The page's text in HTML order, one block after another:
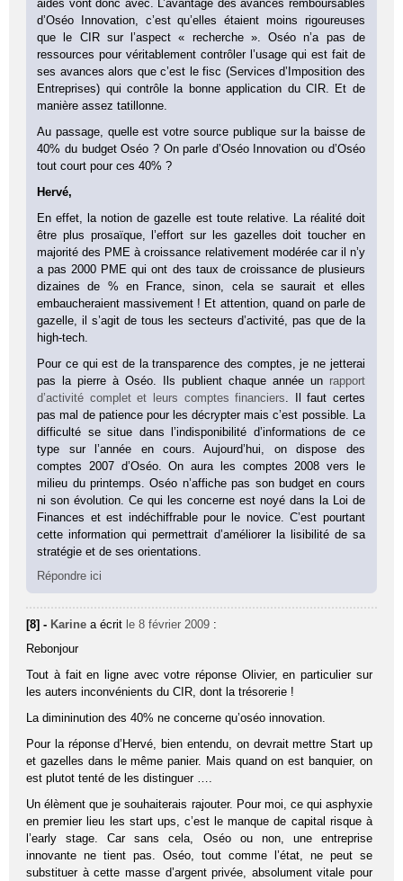
aides vont donc avec. L’avantage des avances remboursables
d’Oséo Innovation, c’est qu’elles étaient moins rigoureuses
que le CIR sur l’aspect « recherche ». Oséo n’a pas de
ressources pour véritablement contrôler l’usage qui est fait de
ses avances alors que c’est le fisc (Services d’Imposition des
Entreprises) qui contrôle la bonne application du CIR. Et de
manière assez tatillonne.
Au passage, quelle est votre source publique sur la baisse de
40% du budget Oséo ? On parle d’Oséo Innovation ou d’Oséo
tout court pour ces 40% ?
Hervé,
En effet, la notion de gazelle est toute relative. La réalité doit
être plus prosaïque, l’effort sur les gazelles doit toucher en
majorité des PME à croissance relativement modérée car il n’y
a pas 2000 PME qui ont des taux de croissance de plusieurs
dizaines de % en France, sinon, cela se saurait et elles
embaucheraient massivement ! Et attention, quand on parle de
gazelle, il s’agit de tous les secteurs d’activité, pas que de la
high-tech.
Pour ce qui est de la transparence des comptes, je ne jetterai
pas la pierre à Oséo. Ils publient chaque année un rapport
d’activité complet et leurs comptes financiers. Il faut certes
pas mal de patience pour les décrypter mais c’est possible. La
difficulté se situe dans l’indisponibilité d’informations de ce
type sur l’année en cours. Aujourd’hui, on dispose des
comptes 2007 d’Oséo. On aura les comptes 2008 vers le
milieu du printemps. Oséo n’affiche pas son budget en cours
ni son évolution. Ce qui les concerne est noyé dans la Loi de
Finances et est indéchiffrable pour le novice. C’est pourtant
cette information qui permettrait d’améliorer la lisibilité de sa
stratégie et de ses orientations.
Répondre ici
[8] - Karine a écrit le 8 février 2009 :
Rebonjour
Tout à fait en ligne avec votre réponse Olivier, en particulier sur
les auters inconvénients du CIR, dont la trésorerie !
La dimininution des 40% ne concerne qu’oséo innovation.
Pour la réponse d’Hervé, bien entendu, on devrait mettre Start up
et gazelles dans le même panier. Mais quand on est banquier, on
est plutot tenté de les distinguer ….
Un élèment que je souhaiterais rajouter. Pour moi, ce qui asphyxie
en premier lieu les start ups, c’est le manque de capital risque à
l’early stage. Car sans cela, Oséo ou non, une entreprise
innovante ne tient pas. Oséo, tout comme l’état, ne peut se
substituer à cette masse d’argent privée, absolument vitale pour